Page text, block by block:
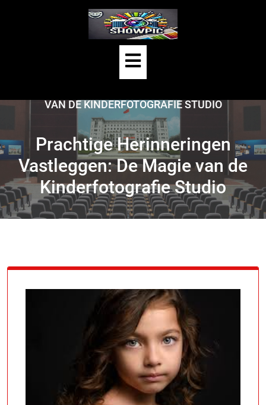
Open
Button
VAN DE KINDERFOTOGRAFIE STUDIO
Prachtige Herinneringen
Vastleggen: De Magie van de
Kinderfotografie Studio